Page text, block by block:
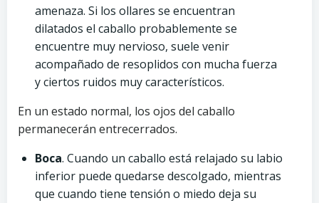
amenaza. Si los ollares se encuentran
dilatados el caballo probablemente se
encuentre muy nervioso, suele venir
acompañado de resoplidos con mucha fuerza
y ciertos ruidos muy característicos.
En un estado normal, los ojos del caballo
permanecerán entrecerrados.
Boca. Cuando un caballo está relajado su labio
inferior puede quedarse descolgado, mientras
que cuando tiene tensión o miedo deja su